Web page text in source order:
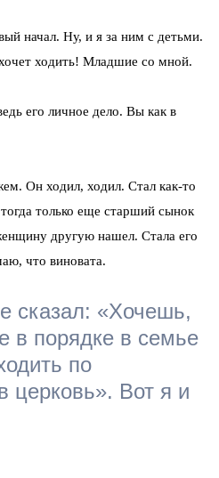
начал. Ну, и я за ним с детьми.
ходить! Младшие со мной.
его личное дело. Вы как в
Он ходил, ходил. Стал как-то
только еще старший сынок
другую нашел. Стала его
что виновата.
сказал: «Хочешь,
в порядке в семье
по
церковь». Вот я и